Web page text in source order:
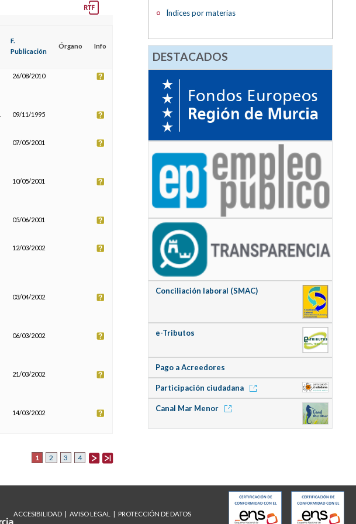
F.
Publicación
Órgano Info
26/08/2010
09/11/1995
07/05/2001
10/05/2001
05/06/2001
12/03/2002
03/04/2002
06/03/2002
21/03/2002
14/03/2002
1 2 3 4
Índices por materias
DESTACADOS
Conciliación laboral (SMAC)
e-Tributos
Pago a Acreedores
Participación ciudadana
Canal Mar Menor
ACCESIBILIDAD AVISO LEGAL PROTECCIÓN DE DATOS